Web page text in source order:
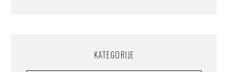
KATEGORIJE